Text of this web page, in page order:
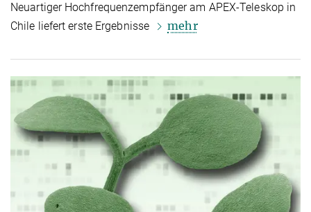
Neuartiger Hochfrequenzempfänger am APEX-Teleskop in
Chile liefert erste Ergebnisse
mehr